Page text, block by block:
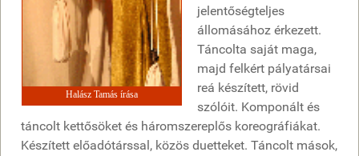
Halász Tamás írása
jelentőségteljes
állomásához érkezett.
Táncolta saját maga,
majd felkért pályatársai
reá készített, rövid
szólóit. Komponált és
táncolt kettősöket és háromszereplős koreográfiákat.
Készített előadótárssal, közös duetteket. Táncolt mások,